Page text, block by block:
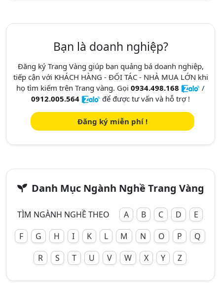
Bạn là doanh nghiệp?
Đăng ký Trang Vàng giúp bạn quảng bá doanh nghiệp,
tiếp cận với KHÁCH HÀNG - ĐỐI TÁC - NHÀ MUA LỚN khi
họ tìm kiếm trên Trang vàng. Gọi 0934.498.168
/
0912.005.564
để được tư vấn và hỗ trợ !
Đăng ký miễn phí !
Danh Mục Ngành Nghề Trang Vàng
TÌM NGÀNH NGHỀ THEO A B C D
E
F
G H I K L M N O P
Q
R
S T U V W X Y Z